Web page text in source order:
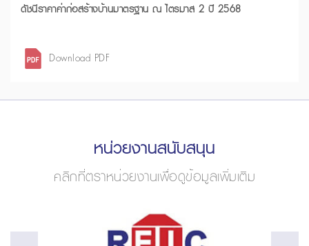
ดัชนีราคาค่าก่อสร้างบ้านมาตรฐาน ณ ไตรมาส 2 ปี 2568
Download PDF
หน่วยงานสนับสนุน
คลิกที่ตราหน่วยงานเพื่อดูข้อมูลเพิ่มเติม